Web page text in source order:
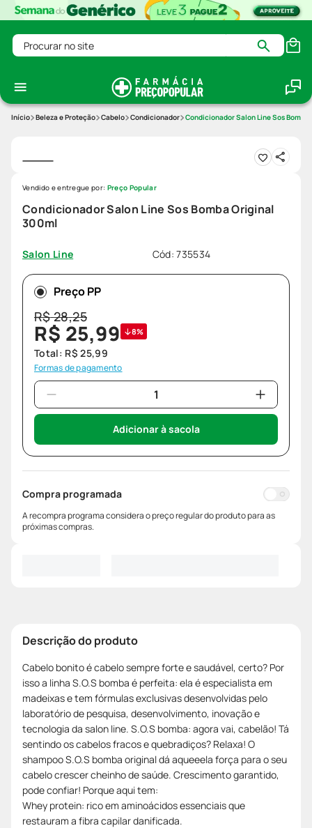
Procurar no site
Beleza e Proteção Cabelo Condicionador Condicionador Salon Line Sos
Condicionador Salon Line Sos Bomba Original
300ml
Salon Line Cód:735534
Vendido e entregue por: Preço Popular
Preço PP
R$28,25
R$ 25,99 8%
Total: R$ 25,99
Formas de pagamento
Adicionar à sacola
Compra programada
A recompra programa considera o preço regular do produto para as
próximas compras.
Descrição do produto
Cabelo bonito é cabelo sempre forte e saudável, certo? Por
isso a linha S.O.S bomba é perfeita: ela é especialista em
madeixas e tem fórmulas exclusivas desenvolvidas pelo
laboratório de pesquisa, desenvolvimento, inovação e
tecnologia da salon line. S.O.S bomba: agora vai, cabelão! Tá
sentindo os cabelos fracos e quebradiços? Relaxa! O
shampoo S.O.S bomba original dá aqueeela força para o seu
cabelo crescer cheinho de saúde. Crescimento garantido,
pode confiar! Porque aqui tem:
Whey protein: rico em aminoácidos essenciais que
restauram a fibra capilar danificada.